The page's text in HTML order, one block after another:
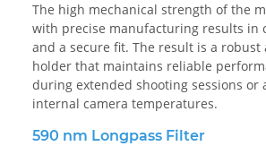
The high mechanical strength of the
with precise manufacturing results in
and a secure fit. The result is a robust
holder that maintains reliable
during extended shooting sessions or
internal camera temperatures.
590 nm Longpass Filter